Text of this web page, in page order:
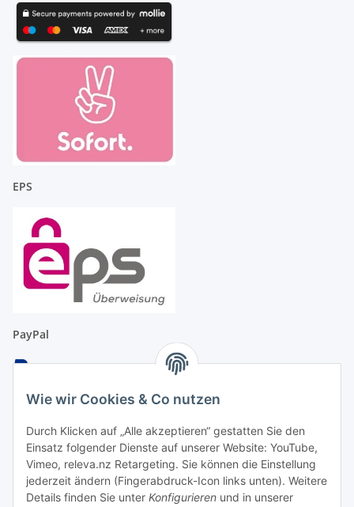
Wie wir Cookies & Co nutzen
Durch Klicken auf „Alle akzeptieren“ gestatten Sie den
Einsatz folgender Dienste auf unserer Website: YouTube,
Vimeo, releva.nz Retargeting. Sie können die Einstellung
jederzeit ändern (Fingerabdruck-Icon links unten). Weitere
Details finden Sie unter Konfigurieren und in unserer
EPS
PayPal
EC & Kreditkartenzahlung bei Abholung